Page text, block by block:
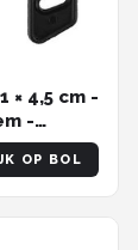
× 4,5 cm -
-
OP BOL